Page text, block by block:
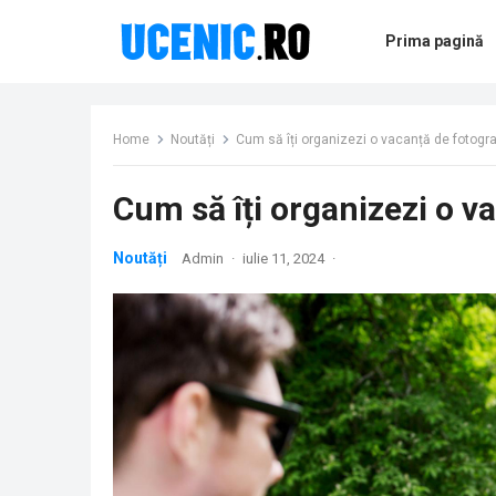
Prima pagină
Home Noutăți Cum să îți organizezi o vacanță de
Cum să îți organizezi o
Noutăți Admin · iulie 11, 2024 ·